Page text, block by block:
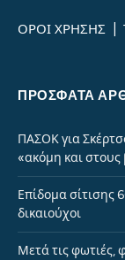
ΟΡΟΙ ΧΡΗΣΗΣ
ΠΡΌΣΦΑΤΑ
ΠΑΣΟΚ για
«ακόμη και
Επίδομα σίτισης
δικαιούχοι
Μετά τις φωτιές,